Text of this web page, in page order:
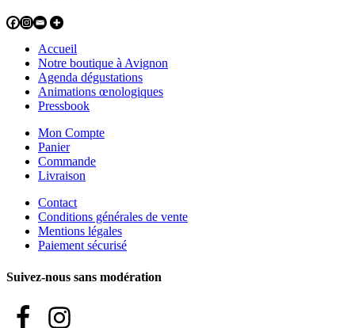
Accueil
Notre boutique à Avignon
Agenda dégustations
Animations œnologiques
Pressbook
Mon Compte
Panier
Commande
Livraison
Contact
Conditions générales de vente
Mentions légales
Paiement sécurisé
Suivez-nous sans modération